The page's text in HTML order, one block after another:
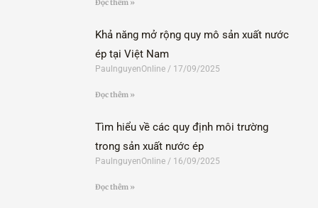
Đọc thêm »
Khả năng mở rộng quy mô sản xuất nước
ép tại Việt Nam
PaulnguyenOnline 17/09/2025
Đọc thêm »
Tìm hiểu về các quy định môi trường
trong sản xuất nước ép
PaulnguyenOnline 16/09/2025
Đọc thêm »